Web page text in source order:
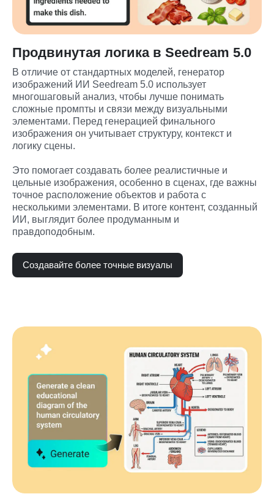
Продвинутая логика в Seedream 5.0
В отличие от стандартных моделей, генератор
изображений ИИ Seedream 5.0 использует
многошаговый анализ, чтобы лучше понимать
сложные промпты и связи между визуальными
элементами. Перед генерацией финального
изображения он учитывает структуру, контекст и
логику сцены.
Это помогает создавать более реалистичные и
цельные изображения, особенно в сценах, где важны
точное расположение объектов и работа с
несколькими элементами. В итоге контент, созданный
ИИ, выглядит более продуманным и
правдоподобным.
Создавайте более точные визуалы